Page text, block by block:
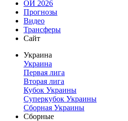
ОИ 2026
Прогнозы
Видео
Трансферы
Сайт
Украина
Украина
Первая лига
Вторая лига
Кубок Украины
Суперкубок Украины
Сборная Украины
Сборные